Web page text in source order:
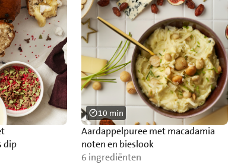
dip
Aardappelpuree met macadamia
noten en bieslook
6 ingrediënten
10 min